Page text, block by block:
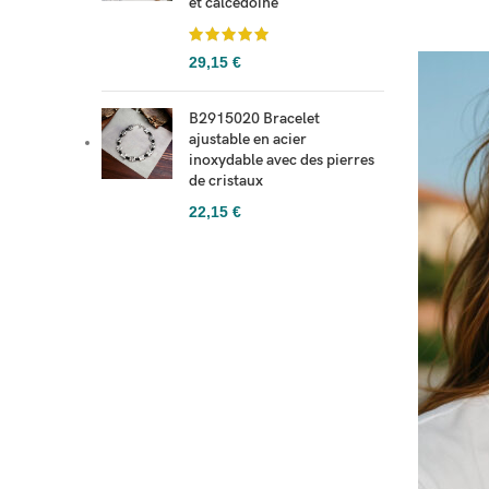
29,15 €
B2915020 Bracelet
ajustable en acier
inoxydable avec des pierres
de cristaux
22,15 €